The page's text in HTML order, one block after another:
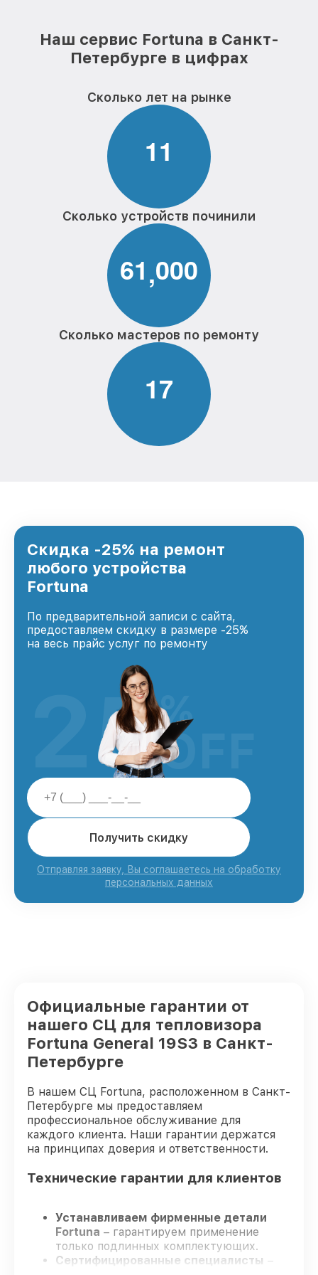
Наш сервис Fortuna в Санкт-
Петербурге в цифрах
Сколько лет на рынке
11
Сколько устройств починили
61,000
Сколько мастеров по ремонту
17
Скидка -25% на ремонт
любого устройства
Fortuna
По предварительной записи с сайта,
предоставляем скидку в размере -25%
на весь прайс услуг по ремонту
Получить скидку
Отправляя заявку, Вы соглашаетесь на обработку
персональных данных
25%
OFF
Официальные гарантии от
нашего СЦ для тепловизора
Fortuna General 19S3 в Санкт-
Петербурге
В нашем СЦ Fortuna, расположенном в Санкт-
Петербурге мы предоставляем
профессиональное обслуживание для
каждого клиента. Наши гарантии держатся
на принципах доверия и ответственности.
Технические гарантии для клиентов
Устанавливаем фирменные детали
Fortuna – гарантируем применение
только подлинных комплектующих.
Сертифицированные специалисты –